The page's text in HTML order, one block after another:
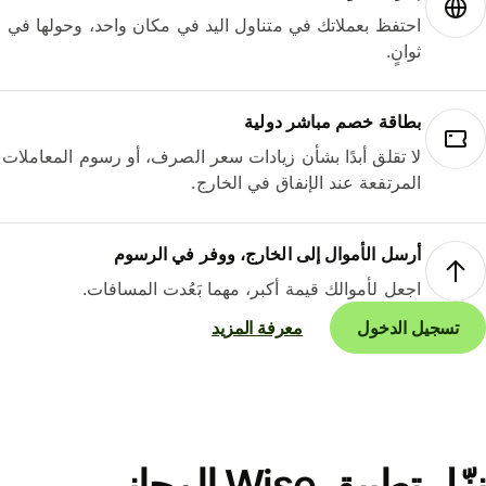
احتفظ بعملاتك في متناول اليد في مكان واحد، وحولها في
ثوانٍ.
بطاقة خصم مباشر دولية
لا تقلق أبدًا بشأن زيادات سعر الصرف، أو رسوم المعاملات
المرتفعة عند الإنفاق في الخارج.
أرسل الأموال إلى الخارج، ووفر في الرسوم
اجعل لأموالك قيمة أكبر، مهما بَعُدت المسافات.
تسجيل الدخول
معرفة المزيد